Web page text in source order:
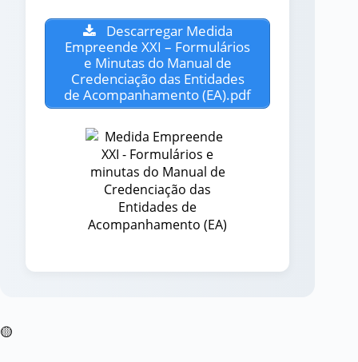
Descarregar Medida
Empreende XXI – Formulários
e Minutas do Manual de
Credenciação das Entidades
de Acompanhamento (EA).pdf
🟡